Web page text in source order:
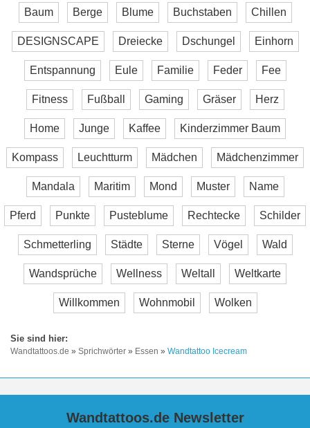
Baum Berge Blume Buchstaben Chillen
DESIGNSCAPE Dreiecke Dschungel Einhorn
Entspannung Eule Familie Feder Fee
Fitness Fußball Gaming Gräser Herz
Home Junge Kaffee Kinderzimmer Baum
Kompass Leuchtturm Mädchen Mädchenzimmer
Mandala Maritim Mond Muster Name
Pferd Punkte Pusteblume Rechtecke Schilder
Schmetterling Städte Sterne Vögel Wald
Wandsprüche Wellness Weltall Weltkarte
Willkommen Wohnmobil Wolken
Wandtattoos.de » Sprichwörter » Essen » Wandtattoo Icecream
Wandtattoos.de Newsletter